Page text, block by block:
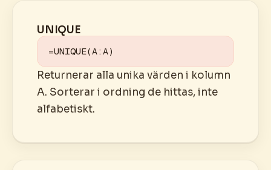
UNIQUE
=UNIQUE(A:A)
Returnerar alla unika värden i kolumn
A. Sorterar i ordning de hittas, inte
alfabetiskt.